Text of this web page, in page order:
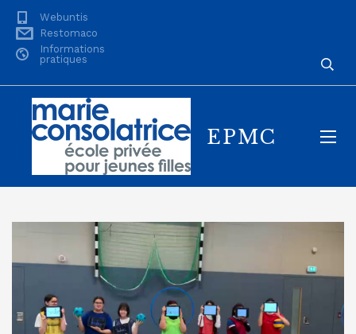
Webuntis
Restomaco
Informations
pratiques
EPMC